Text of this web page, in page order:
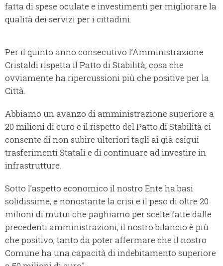
fatta di spese oculate e investimenti per migliorare la
qualità dei servizi per i cittadini.
Per il quinto anno consecutivo l’Amministrazione
Cristaldi rispetta il Patto di Stabilità, cosa che
ovviamente ha ripercussioni più che positive per la
Città.
Abbiamo un avanzo di amministrazione superiore a
20 milioni di euro e il rispetto del Patto di Stabilità ci
consente di non subire ulteriori tagli ai già esigui
trasferimenti Statali e di continuare ad investire in
infrastrutture.
Sotto l’aspetto economico il nostro Ente ha basi
solidissime, e nonostante la crisi e il peso di oltre 20
milioni di mutui che paghiamo per scelte fatte dalle
precedenti amministrazioni, il nostro bilancio è più
che positivo, tanto da poter affermare che il nostro
Comune ha una capacità di indebitamento superiore